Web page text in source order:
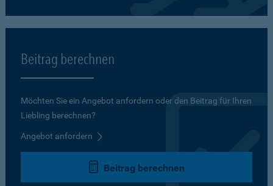
Beitrag berechnen
Möchten Sie ein Angebot anfordern oder den Beitrag für Ihren
Liebling berechnen?
Angebot anfordern
Beitrag berechnen